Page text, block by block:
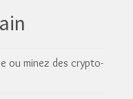
ou minez des crypto-